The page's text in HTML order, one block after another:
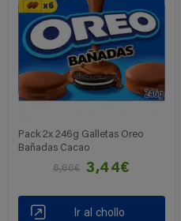
Pack 2x 246g Galletas Oreo
Bañadas Cacao
6,66€
3,44€
Ir al chollo